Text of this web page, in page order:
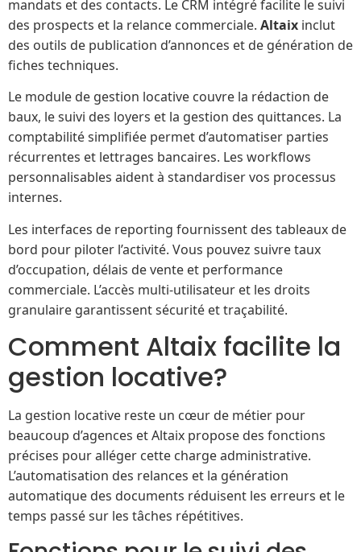
mandats et des contacts. Le CRM intégré facilite le suivi
des prospects et la relance commerciale. Altaix inclut
des outils de publication d’annonces et de génération de
fiches techniques.
Le module de gestion locative couvre la rédaction de
baux, le suivi des loyers et la gestion des quittances. La
comptabilité simplifiée permet d’automatiser parties
récurrentes et lettrages bancaires. Les workflows
personnalisables aident à standardiser vos processus
internes.
Les interfaces de reporting fournissent des tableaux de
bord pour piloter l’activité. Vous pouvez suivre taux
d’occupation, délais de vente et performance
commerciale. L’accès multi-utilisateur et les droits
granulaire garantissent sécurité et traçabilité.
Comment Altaix facilite la
gestion locative?
La gestion locative reste un cœur de métier pour
beaucoup d’agences et Altaix propose des fonctions
précises pour alléger cette charge administrative.
L’automatisation des relances et la génération
automatique des documents réduisent les erreurs et le
temps passé sur les tâches répétitives.